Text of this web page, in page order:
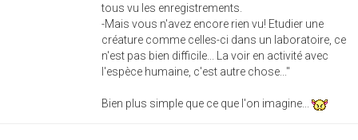
tous vu les enregistrements.
-Mais vous n'avez encore rien vu! Etudier une
créature comme celles-ci dans un laboratoire, ce
n'est pas bien difficile... La voir en activité avec
l'espèce humaine, c'est autre chose..."
Bien plus simple que ce que l'on imagine...